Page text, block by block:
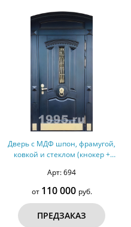
Дверь с МДФ шпон, фрамугой,
ковкой и стеклом (кнокер +
Арт: 694
от 110 000 руб.
ПРЕДЗАКАЗ